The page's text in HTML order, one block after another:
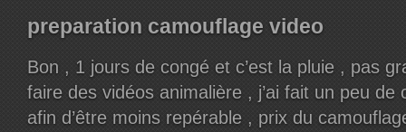
preparation camouflage video
Bon , 1 jours de congé et c’est la pluie , pas
faire des vidéos animalière , j’ai fait un peu de
afin d’être moins repérable , prix du